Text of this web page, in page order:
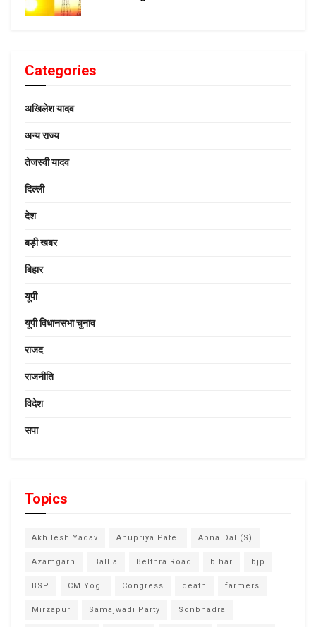
Categories
अखिलेश यादव
अन्य राज्य
तेजस्वी यादव
दिल्ली
देश
बड़ी खबर
बिहार
यूपी
यूपी विधानसभा चुनाव
राजद
राजनीति
विदेश
सपा
Topics
Akhilesh Yadav Anupriya Patel Apna Dal (S)
Azamgarh Ballia Belthra Road bihar bjp
BSP CM Yogi Congress death farmers
Mirzapur Samajwadi Party Sonbhadra